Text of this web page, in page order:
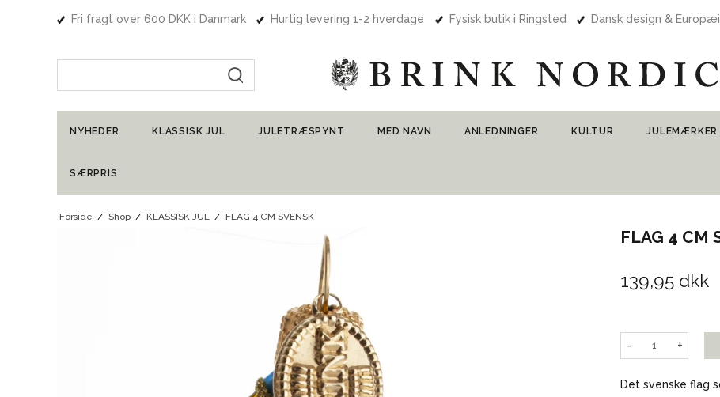
Fri fragt over 600 DKK i Danmark Hurtig levering 1-2 hverdage Fysisk butik i Ringsted Dansk design &
NYHEDER KLASSISK JUL JULETRÆSPYNT MED NAVN ANLEDNINGER KULTUR JULEMÆRKER
SÆRPRIS
Forside / Shop / KLASSISK JUL / FLAG 4 CM SVENSK
FLAG 4 CM
139,95 dkk
- +
Det svenske flag